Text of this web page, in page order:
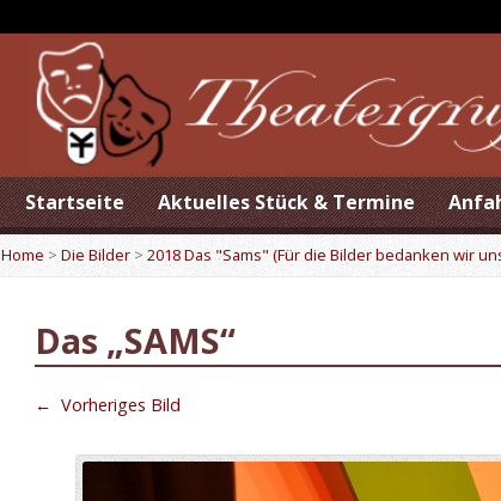
Startseite Aktuelles Stück & Termine
Home > Die Bilder >2018 Das "Sams" (Für die Bilder bedanken wir
Das „SAMS“
← Vorheriges Bild